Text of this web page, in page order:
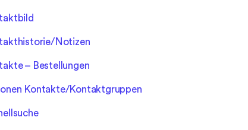
Notizen
– Bestellungen
Kontakte/Kontaktgruppen